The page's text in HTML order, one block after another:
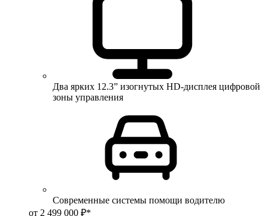
Два ярких 12.3” изогнутых HD-дисплея цифровой
зоны управления
Современные системы помощи водителю
от 2 499 000 ₽*